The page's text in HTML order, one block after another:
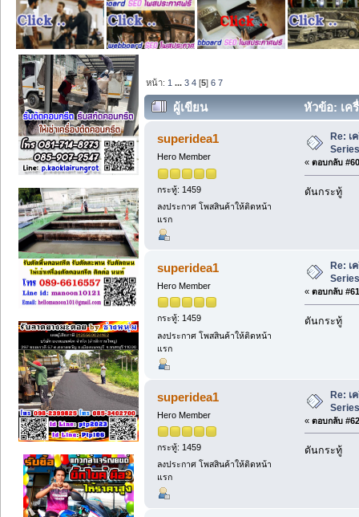
หน้า: 1 ...3 4 [5]6 7
ผู้เขียน
หัวข้อ: เค
653 ครั้ง)
superidea1
Hero Member
กระทู้: 1459
ลงประกาศ โพสสินค้าให้ติดหน้า
แรก
Re: เ
« ตอบกลับ
ดันกระทู้
superidea1
Hero Member
กระทู้: 1459
ลงประกาศ โพสสินค้าให้ติดหน้า
แรก
Re: เ
« ตอบกลับ
ดันกระทู้
superidea1
Hero Member
กระทู้: 1459
ลงประกาศ โพสสินค้าให้ติดหน้า
แรก
Re: เ
« ตอบกลับ
ดันกระทู้